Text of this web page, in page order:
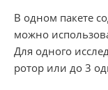
В одном пакете
можно
Для одного
ротор или до 3